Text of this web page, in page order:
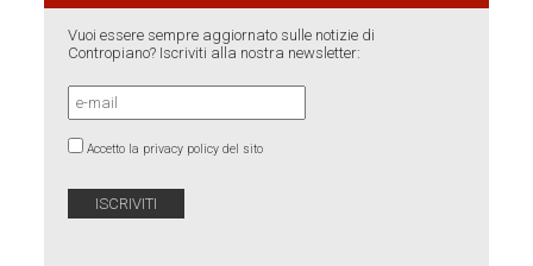
Vuoi essere sempre aggiornato sulle notizie di
Contropiano? Iscriviti alla nostra newsletter:
Accetto la privacy policy del sito